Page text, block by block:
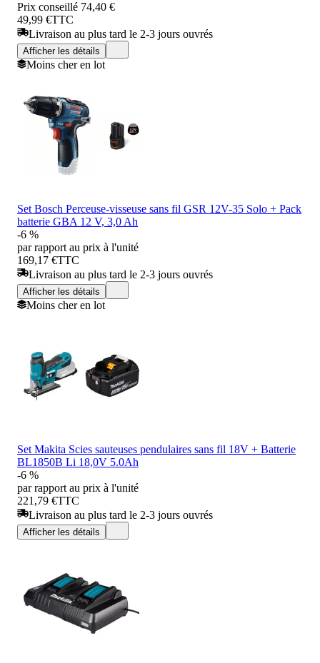
Prix conseillé 74,40 €
49,99 €TTC
Livraison au plus tard le 2-3 jours ouvrés
Afficher les détails
Moins cher en lot
Set Bosch Perceuse-visseuse sans fil GSR 12V-35 Solo + Pack
batterie GBA 12 V, 3,0 Ah
-6 %
par rapport au prix à l'unité
169,17 €TTC
Livraison au plus tard le 2-3 jours ouvrés
Afficher les détails
Moins cher en lot
Set Makita Scies sauteuses pendulaires sans fil 18V + Batterie
BL1850B Li 18,0V 5.0Ah
-6 %
par rapport au prix à l'unité
221,79 €TTC
Livraison au plus tard le 2-3 jours ouvrés
Afficher les détails